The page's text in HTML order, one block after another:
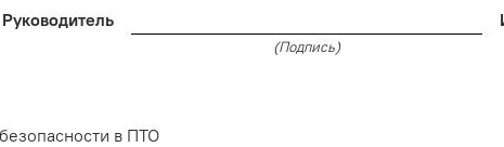
Руководитель
(Подпись)
в ПТО